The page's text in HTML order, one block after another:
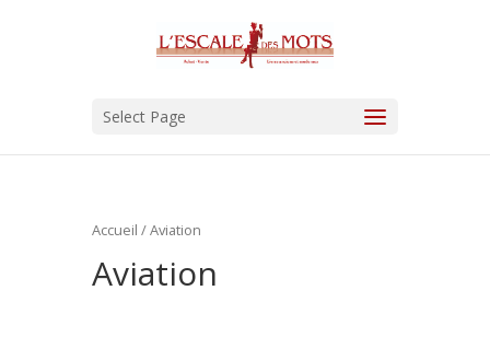
Select Page
Accueil / Aviation
Aviation